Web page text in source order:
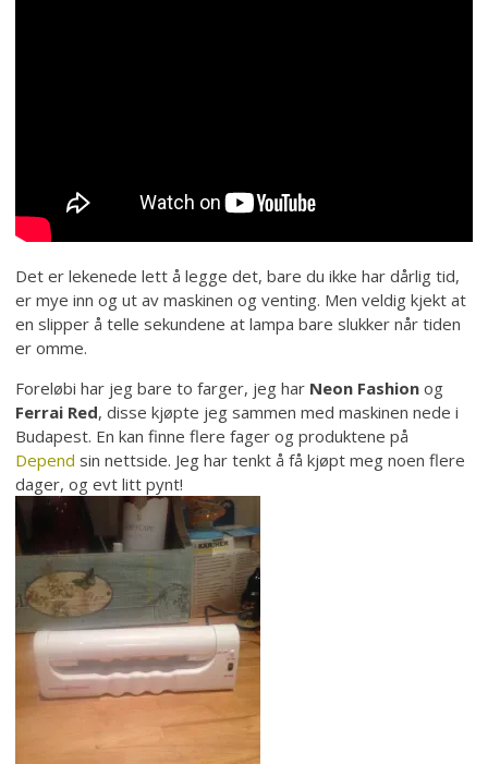
Det er lekenede lett å legge det, bare du ikke har dårlig tid,
er mye inn og ut av maskinen og venting. Men veldig kjekt at
en slipper å telle sekundene at lampa bare slukker når tiden
er omme.
Foreløbi har jeg bare to farger, jeg har Neon Fashion og
Ferrai Red, disse kjøpte jeg sammen med maskinen nede i
Budapest. En kan finne flere fager og produktene på
Depend sin nettside. Jeg har tenkt å få kjøpt meg noen flere
dager, og evt litt pynt!